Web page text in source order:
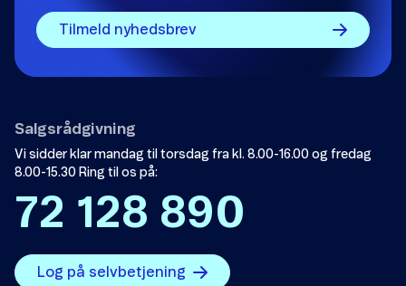
Send
Tilmeld nyhedsbrev
Salgsrådgivning
Vi sidder klar mandag til torsdag fra kl. 8.00-16.00 og fredag
8.00-15.30 Ring til os på:
72 128 890
Log på selvbetjening